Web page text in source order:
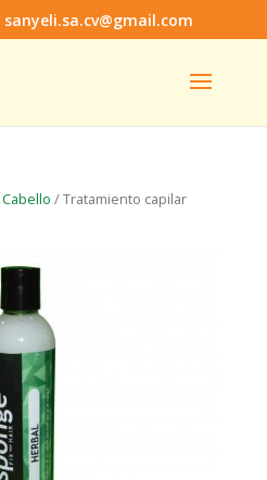
sanyeli.sa.cv@gmail.com
Cabello / Tratamiento capilar